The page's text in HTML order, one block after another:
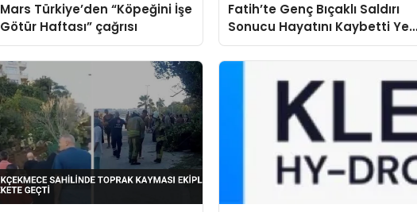
Mars Türkiye’den “Köpeğini İşe
Götür Haftası” çağrısı
Fatih’te Genç Bıçaklı Saldırı
Sonucu Hayatını Kaybetti
Görüntüler Ortaya Çıktı